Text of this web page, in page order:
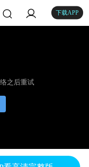
下载APP
之后重试